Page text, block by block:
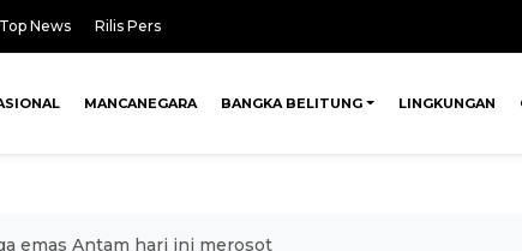
Top News Rilis Pers
MANCANEGARA BANGKA BELITUNG LINGKUNGAN
emas Antam hari ini merosot